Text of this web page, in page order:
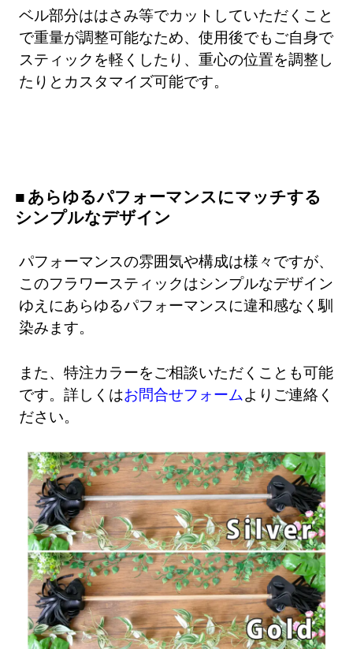
ベル部分ははさみ等でカットしていただくこと
で重量が調整可能なため、使用後でもご自身で
スティックを軽くしたり、重心の位置を調整し
たりとカスタマイズ可能です。
あらゆるパフォーマンスにマッチする
シンプルなデザイン
パフォーマンスの雰囲気や構成は様々ですが、
このフラワースティックはシンプルなデザイン
ゆえにあらゆるパフォーマンスに違和感なく馴
染みます。
また、特注カラーをご相談いただくことも可能
です。詳しくはお問合せフォームよりご連絡く
ださい。